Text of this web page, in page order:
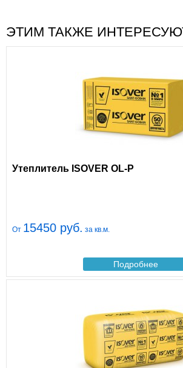
ЭТИМ ТАКЖЕ
Утеплитель ISOVER OL-P
От 15450 руб. за кв.м.
Подробнее